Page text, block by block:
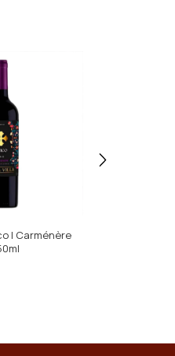
| Carménère